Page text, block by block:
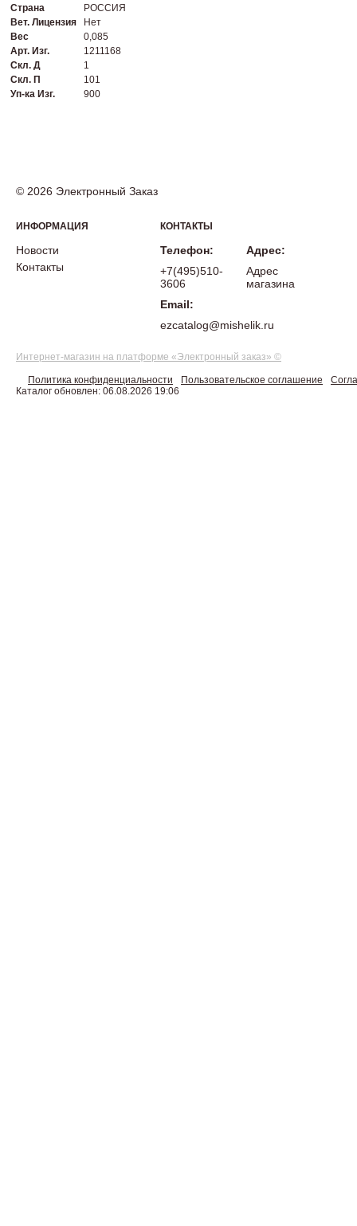
Страна
РОССИЯ
Вет. Лицензия
Нет
Вес
0,085
Арт. Изг.
1211168
Скл. Д
1
Скл. П
101
Уп-ка Изг.
900
© 2026 Электронный Заказ
ИНФОРМАЦИЯ
Новости
Контакты
КОНТАКТЫ
Телефон:
+7(495)510-
3606
Email:
ezcatalog@mishelik.ru
Адрес:
Адрес
магазина
Интернет-магазин на платформе «Электронный заказ» ©
Политика конфиденциальности Пользовательское соглашение
Каталог обновлен: 06.08.2026 19:06